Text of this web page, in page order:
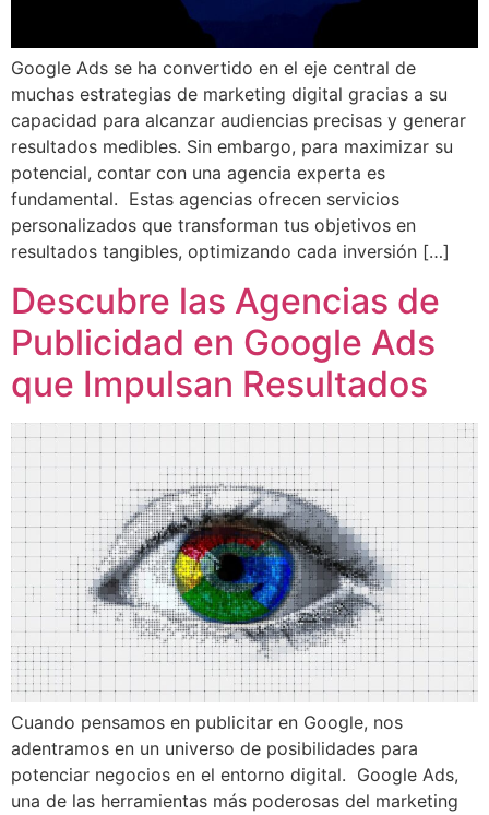
Google Ads se ha convertido en el eje central de
muchas estrategias de marketing digital gracias a su
capacidad para alcanzar audiencias precisas y generar
resultados medibles. Sin embargo, para maximizar su
potencial, contar con una agencia experta es
fundamental. Estas agencias ofrecen servicios
personalizados que transforman tus objetivos en
resultados tangibles, optimizando cada inversión […]
Descubre las Agencias de
Publicidad en Google Ads
que Impulsan Resultados
Cuando pensamos en publicitar en Google, nos
adentramos en un universo de posibilidades para
potenciar negocios en el entorno digital. Google Ads,
una de las herramientas más poderosas del marketing